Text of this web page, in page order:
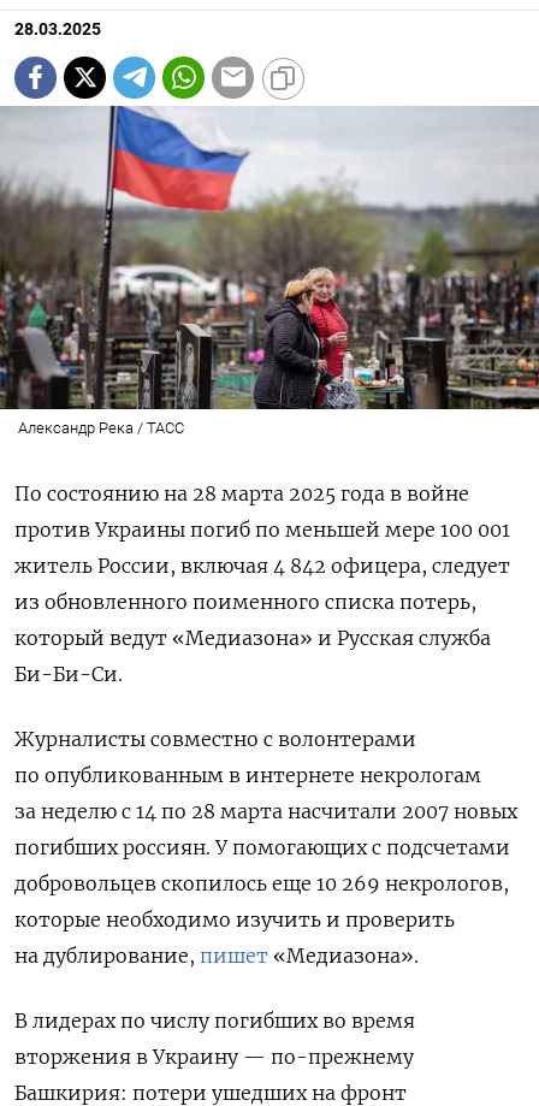
28.03.2025
Александр Река / ТАСС
По состоянию на 28 марта 2025 года в войне
против Украины погиб по меньшей мере 100 001
житель России, включая 4 842 офицера, следует
из обновленного поименного списка потерь,
который ведут «Медиазона» и Русская служба
Би-Би-Си.
Журналисты совместно с волонтерами
по опубликованным в интернете некрологам
за неделю с 14 по 28 марта насчитали 2007 новых
погибших россиян. У помогающих с подсчетами
добровольцев скопилось еще 10 269 некрологов,
которые необходимо изучить и проверить
на дублирование, пишет «Медиазона».
В лидерах по числу погибших во время
вторжения в Украину — по-прежнему
Башкирия: потери ушедших на фронт